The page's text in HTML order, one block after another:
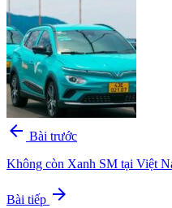
arrow_back Bài trước
Không còn Xanh SM tại Việt
Bài tiếp arrow_forward